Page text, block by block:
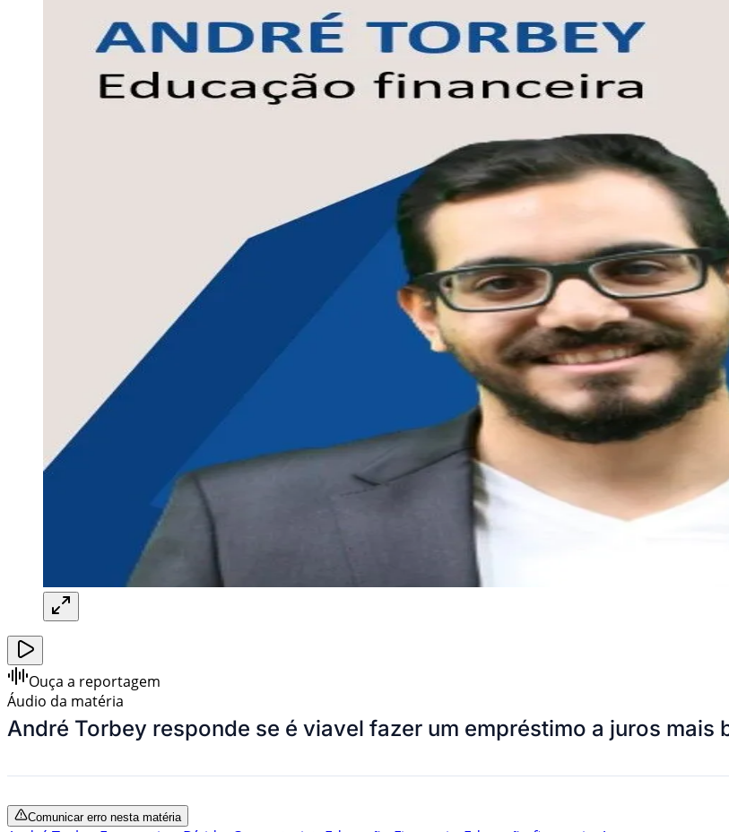
Ouça a reportagem
Áudio da matéria
André Torbey responde se é viavel fazer um empréstimo a juros mais
Comunicar erro nesta matéria